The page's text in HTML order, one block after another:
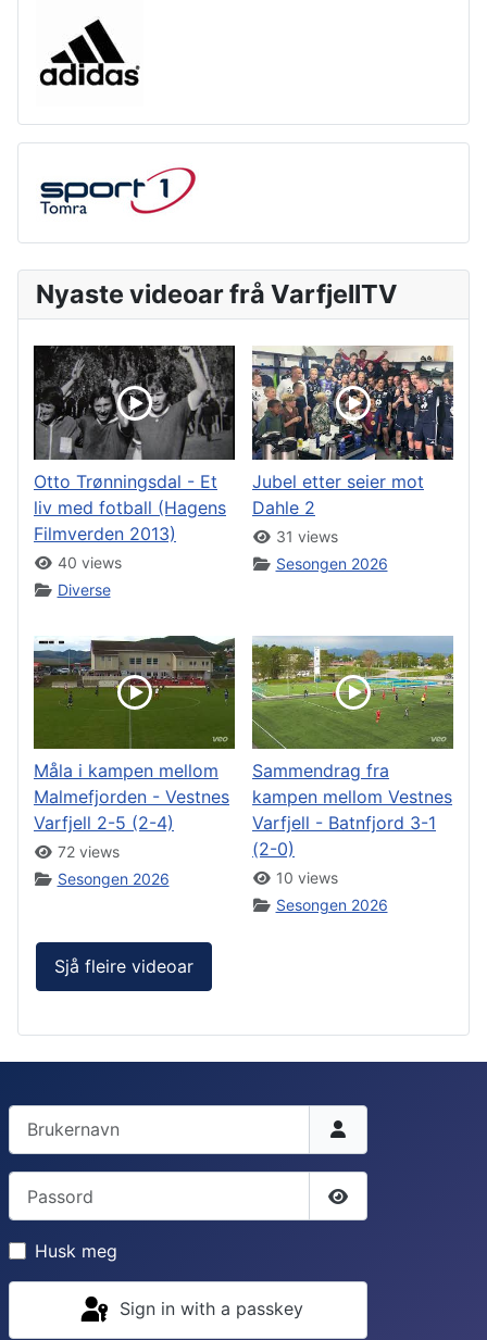
Nyaste videoar frå VarfjellTV
Otto Trønningsdal - Et
liv med fotball (Hagens
Filmverden 2013)
40 views
Diverse
Jubel etter seier mot
Dahle 2
31 views
Sesongen 2026
Måla i kampen mellom
Malmefjorden - Vestnes
Varfjell 2-5 (2-4)
72 views
Sesongen 2026
Sammendrag fra
kampen mellom Vestnes
Varfjell - Batnfjord 3-1
(2-0)
10 views
Sesongen 2026
Sjå fleire videoar
Brukernavn
Passord
Vis passord
Husk meg
Sign in with a passkey